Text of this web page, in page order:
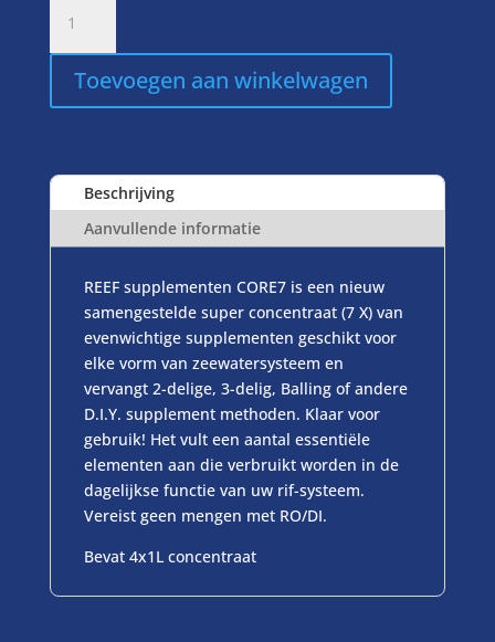
core
7
reef
supplements
Toevoegen aan winkelwagen
Beschrijving
Aanvullende informatie
REEF supplementen CORE7 is een nieuw
samengestelde super concentraat (7 X) van
evenwichtige supplementen geschikt voor
elke vorm van zeewatersysteem en
vervangt 2-delige, 3-delig, Balling of andere
D.I.Y. supplement methoden. Klaar voor
gebruik! Het vult een aantal essentiële
elementen aan die verbruikt worden in de
dagelijkse functie van uw rif-systeem.
Vereist geen mengen met RO/DI.
Bevat 4x1L concentraat